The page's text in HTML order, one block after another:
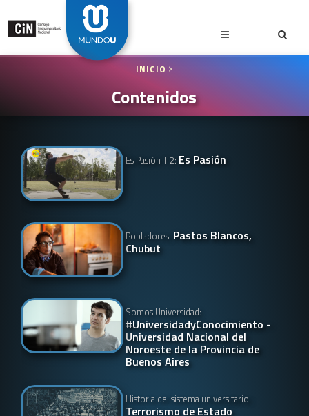
INICIO
Contenidos
Es Pasión T 2: Es Pasión
Pobladores: Pastos Blancos,
Chubut
Somos Universidad:
#UniversidadyConocimiento -
Universidad Nacional del
Noroeste de la Provincia de
Buenos Aires
Historia del sistema universitario:
Terrorismo de Estado